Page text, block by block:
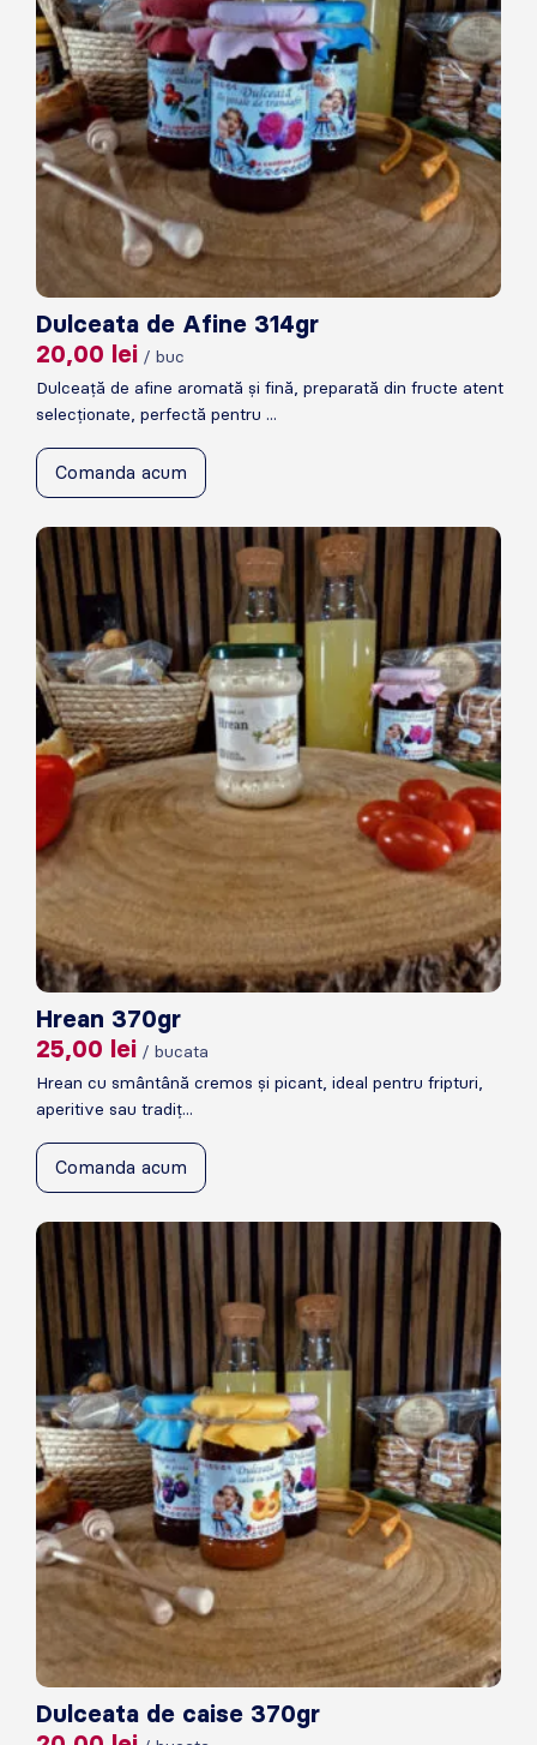
Dulceata de Afine 314gr
20,00 lei / buc
Dulceață de afine aromată și fină, preparată din fructe atent
selecționate, perfectă pentru ...
Comanda acum
Hrean 370gr
25,00 lei / bucata
Hrean cu smântână cremos și picant, ideal pentru fripturi,
aperitive sau tradiț...
Comanda acum
Dulceata de caise 370gr